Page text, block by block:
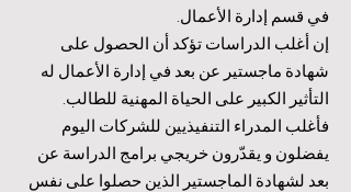
في قسم إدارة الأعمال.
إن أغلب الدراسات تؤكد أن الحصول على
شهادة ماجستير عن بعد في إدارة الأعمال له
التأثير الكبير على الحياة المهنية للطالب.
فأغلب المدراء التنفيذيين للشركات اليوم
يفضلون و يقدّرون خريجي برامج الدراسة عن
بعد لشهادة الماجستير الذين حصلوا على نفس